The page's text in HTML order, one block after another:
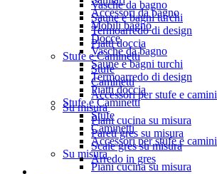
Accessori da bagno
Mobili bagno
Docce
Vasche da bagno
Saune e bagni turchi
Termoarredo di design
Piatti doccia
Stufe e Caminetti
Stufe
Caminetti
Accessori per stufe e camini
Su misura
Piani cucina su misura
Vasche da bagno
Saune e bagni turchi
Termoarredo di design
Piatti doccia
Stufe e Caminetti
Stufe
Caminetti
Accessori per stufe e camini
Su misura
Piani cucina su misura
Pareti gres su misura
Scale gres su misura
Arredo in gres